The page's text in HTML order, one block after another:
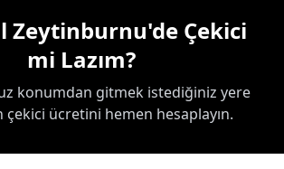
Zeytinburnu'de Çekici
mi Lazım?
konumdan gitmek istediğiniz yere
çekici ücretini hemen hesaplayın.